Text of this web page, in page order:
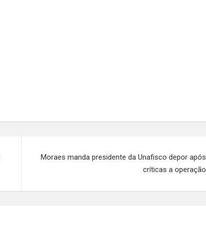
Moraes manda presidente da Unafisco depor após
críticas a operação